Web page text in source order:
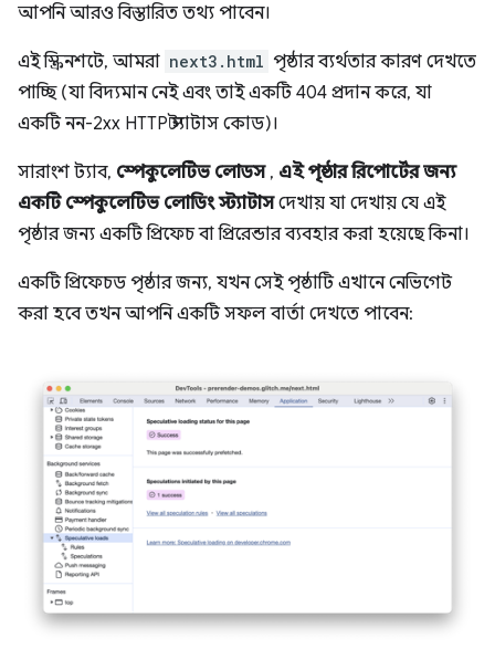
আপনি আরও বিস্তারিত তথ্য পাবেন।
এই স্ক্রিনশটে, আমরা next3.html পৃষ্ঠার ব্যর্থতার কারণ দেখতে
পাচ্ছি (যা বিদ্যমান নেই এবং তাই একটি 404 প্রদান করে, যা
একটি নন-2xx HTTP স্ট্যাটাস কোড)।
সারাংশ ট্যাব, স্পেকুলেটিভ লোডস, এই পৃষ্ঠার রিপোর্টের জন্য
একটি স্পেকুলেটিভ লোডিং স্ট্যাটাসদেখায় যা দেখায় যে এই
পৃষ্ঠার জন্য একটি প্রিফেচ বা প্রিরেন্ডার ব্যবহার করা হয়েছে কিনা।
একটি প্রিফেচড পৃষ্ঠার জন্য, যখন সেই পৃষ্ঠাটি এখানে নেভিগেট
করা হবে তখন আপনি একটি সফল বার্তা দেখতে পাবেন: